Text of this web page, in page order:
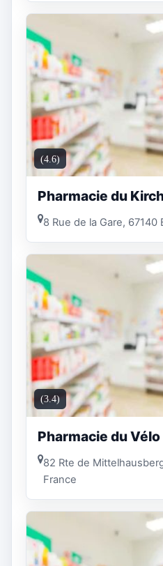
(4.6)
Pharmacie du
8 Rue de la Gare, 67140
(3.4)
Pharmacie du Vélo
82 Rte de
France